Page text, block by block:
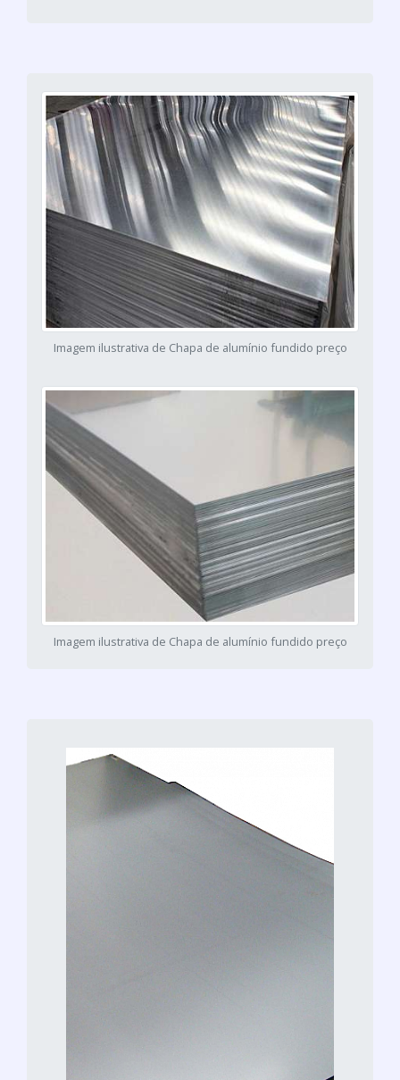
Imagem ilustrativa de Chapa de alumínio fundido preço
Imagem ilustrativa de Chapa de alumínio fundido preço